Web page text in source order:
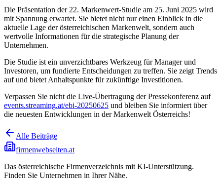
Die Präsentation der 22. Markenwert-Studie am 25. Juni 2025 wird
mit Spannung erwartet. Sie bietet nicht nur einen Einblick in die
aktuelle Lage der österreichischen Markenwelt, sondern auch
wertvolle Informationen für die strategische Planung der
Unternehmen.
Die Studie ist ein unverzichtbares Werkzeug für Manager und
Investoren, um fundierte Entscheidungen zu treffen. Sie zeigt Trends
auf und bietet Anhaltspunkte für zukünftige Investitionen.
Verpassen Sie nicht die Live-Übertragung der Pressekonferenz auf
events.streaming.at/ebi-20250625 und bleiben Sie informiert über
die neuesten Entwicklungen in der Markenwelt Österreichs!
Alle Beiträge
firmenwebseiten.at
Das österreichische Firmenverzeichnis mit KI-Unterstützung.
Finden Sie Unternehmen in Ihrer Nähe.